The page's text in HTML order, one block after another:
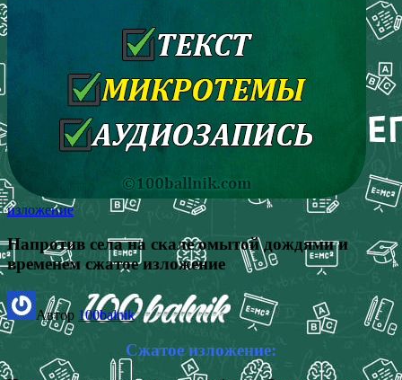
изложение
Напротив села на скале омытой дождями и
временем сжатое изложение
Автор 100balnik
Сжатое изложение: